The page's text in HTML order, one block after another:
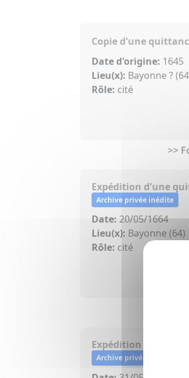
Copie d'une
Date d'origine: 1645
Lieu(x): Bayonne ?
Rôle: cité
>>
Expédition d'une
Archive privée inédite
Date: 20/05/1664
Lieu(x): Bayonne (64)
Rôle: cité
>>
Expédition d'une
Archive privée inédite